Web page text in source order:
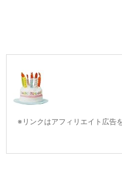
※リンクはアフィリエイト広告